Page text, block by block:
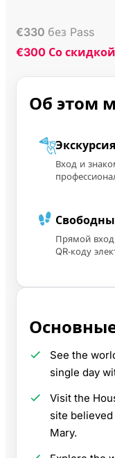
€330 без Pass
€300 Со
Об этом
Вход и
Прямой
QR‑коду
See the
single day
Visit the
site
Mary.